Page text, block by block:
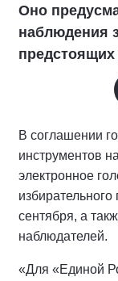
Оно
наблюдения
В соглашении
инструментов
электронное
сентября, а
наблюдателей.
«Для «Единой